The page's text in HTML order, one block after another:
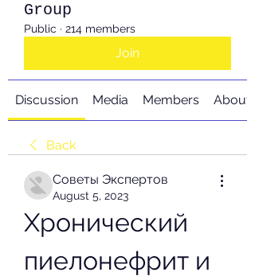
Group
Public · 214 members
Join
Discussion Media Members About
Back
Советы Экспертов
August 5, 2023
Хронический
пиелонефрит и